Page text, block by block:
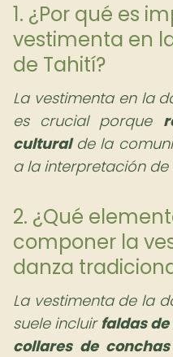
1. ¿Por qué es
vestimenta en
de Tahití?
La vestimenta en la
es crucial porque
culturalde la
a la interpretación de
2. ¿Qué
componer la
danza
La vestimenta de la
suele incluirfaldas
collares de